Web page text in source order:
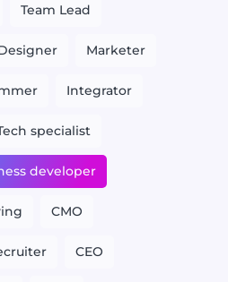
Team Lead
Marketer
Integrator
specialist
developer
CMO
CEO